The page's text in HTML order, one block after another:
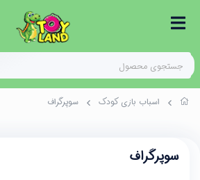
اسباب بازی کودک سوپرگراف
سوپرگراف